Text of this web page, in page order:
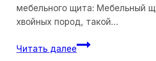
мебельного щита: Мебельный
хвойных пород, такой…
Читать далееМебельный